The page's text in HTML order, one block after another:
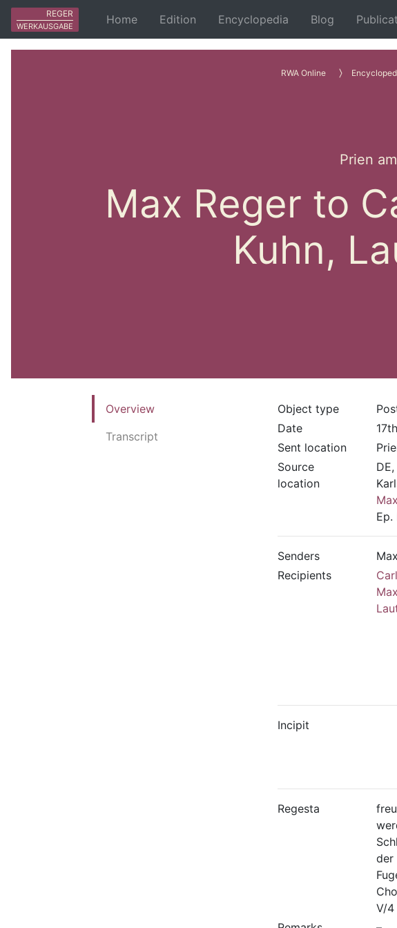
REGER
WERKAUSGABE Home Edition Encyclopedia Blog
RWA Online
Prien
Max Reger to
Kuhn,
Overview
Transcript
Object type
Date
Sent location
Source
location
DE,
Ep.
Senders
Recipients
Incipit
Regesta
der
V/4